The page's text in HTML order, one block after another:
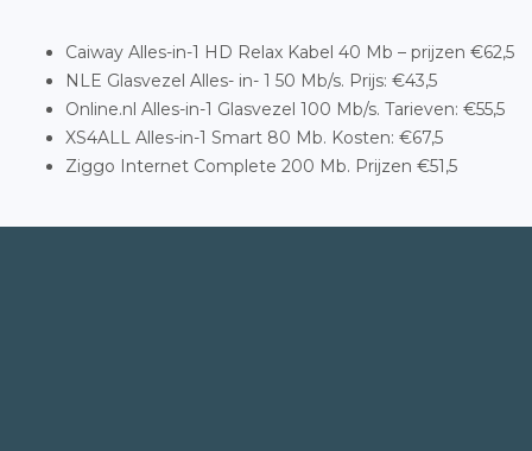
Caiway Alles-in-1 HD Relax Kabel 40 Mb – prijzen €62,5
NLE Glasvezel Alles- in- 1 50 Mb/s. Prijs: €43,5
Online.nl Alles-in-1 Glasvezel 100 Mb/s. Tarieven: €55,5
XS4ALL Alles-in-1 Smart 80 Mb. Kosten: €67,5
Ziggo Internet Complete 200 Mb. Prijzen €51,5